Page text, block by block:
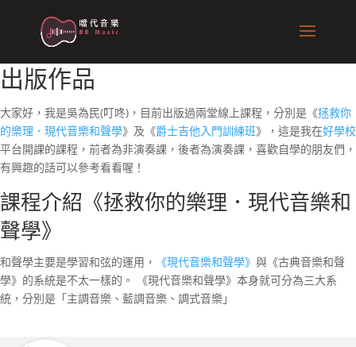
出版作品
大家好，我是吳為民(叮咚)，目前出版過兩堂線上課程，分別是《拯救你
的樂理．現代音樂和聲學》及《爵士吉他入門訓練班》，這是我在好學校
平台開課的課程，前者為非演奏課，後者為演奏課，喜歡自學的朋友們，
有興趣的話可以參考看看喔！
課程介紹《拯救你的樂理．現代音樂和
聲學》
和聲學主要是學習和弦的運用， 《現代音樂和聲學》 與《古典音樂和聲
學》的系統是不太一樣的。 《現代音樂和聲學》本身就可分為三大系
統，分別是「主調音樂、藍調音樂、調式音樂」